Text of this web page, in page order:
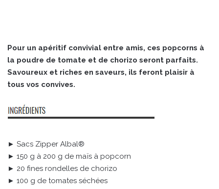
Pour un apéritif convivial entre amis, ces popcorns à
la poudre de tomate et de chorizo seront parfaits.
Savoureux et riches en saveurs, ils feront plaisir à
tous vos convives.
► Sacs Zipper Albal®
► 150 g à 200 g de maïs à popcorn
► 20 fines rondelles de chorizo
► 100 g de tomates séchées